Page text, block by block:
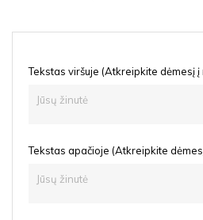
Tekstas viršuje (Atkreipkite dėmesį į
Tekstas apačioje (Atkreipkite